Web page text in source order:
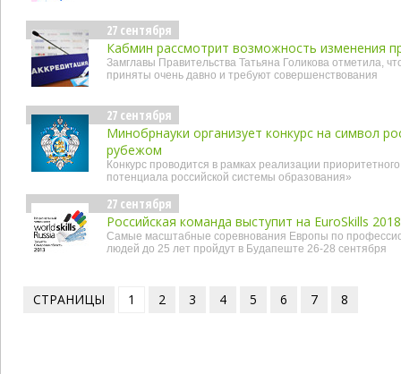
27 сентября
Кабмин рассмотрит возможность изменения
Замглавы Правительства Татьяна Голикова отметила,
приняты очень давно и требуют совершенствования
27 сентября
Минобрнауки организует конкурс на символ
рубежом
Конкурс проводится в рамках реализации
потенциала российской системы образования»
27 сентября
Российская команда выступит на EuroSkills 2018
Самые масштабные соревнования Европы по
людей до 25 лет пройдут в Будапеште 26-28 сентября
СТРАНИЦЫ 1 2 3 4 5 6 7 8